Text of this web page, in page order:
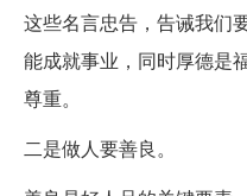
这些名言忠告，告诫我们
能成就事业，同时厚德是
尊重。
二是做人要善良。